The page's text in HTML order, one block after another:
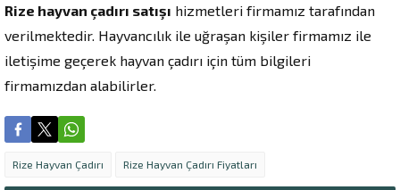
Rize hayvan çadırı satışı hizmetleri firmamız tarafından
verilmektedir. Hayvancılık ile uğraşan kişiler firmamız ile
iletişime geçerek hayvan çadırı için tüm bilgileri
firmamızdan alabilirler.
Rize Hayvan Çadırı Rize Hayvan Çadırı Fiyatları